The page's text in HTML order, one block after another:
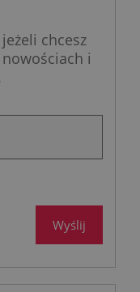
chcesz
i
Wyślij